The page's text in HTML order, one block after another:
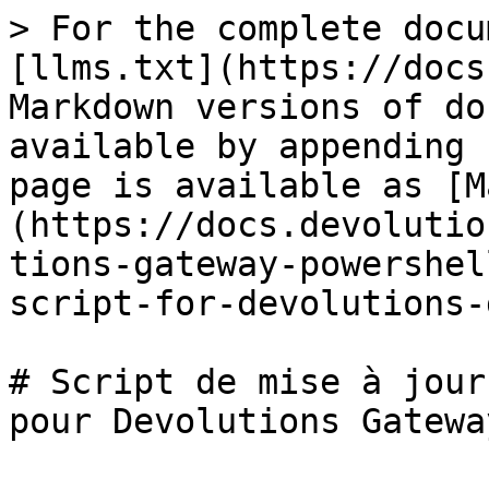
> For the complete
[llms.txt](https://
Markdown versions of
available by
page is available as
(https://
tions-gateway-
script-for-devolutions-
# Script de mise à jour
pour Devolutions